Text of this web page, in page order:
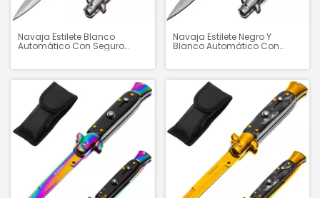
Navaja Estilete Blanco
Automático Con Seguro
Navaja Estilete Negro Y
Blanco Automático Con